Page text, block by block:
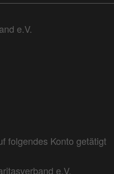
e.V.
folgendes Konto getätigt
e.V.